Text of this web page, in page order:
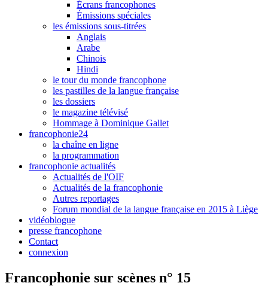
Écrans francophones
Émissions spéciales
les émissions sous-titrées
Anglais
Arabe
Chinois
Hindi
le tour du monde francophone
les pastilles de la langue française
les dossiers
le magazine télévisé
Hommage à Dominique Gallet
francophonie24
la chaîne en ligne
la programmation
francophonie actualités
Actualités de l'OIF
Actualités de la francophonie
Autres reportages
Forum mondial de la langue française en 2015 à Liège
vidéoblogue
presse francophone
Contact
connexion
Francophonie sur scènes n° 15